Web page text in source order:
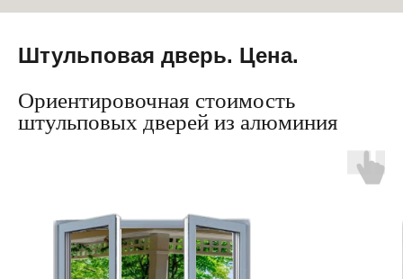
Штульповая дверь. Цена.
Ориентировочная стоимость
штульповых дверей из алюминия